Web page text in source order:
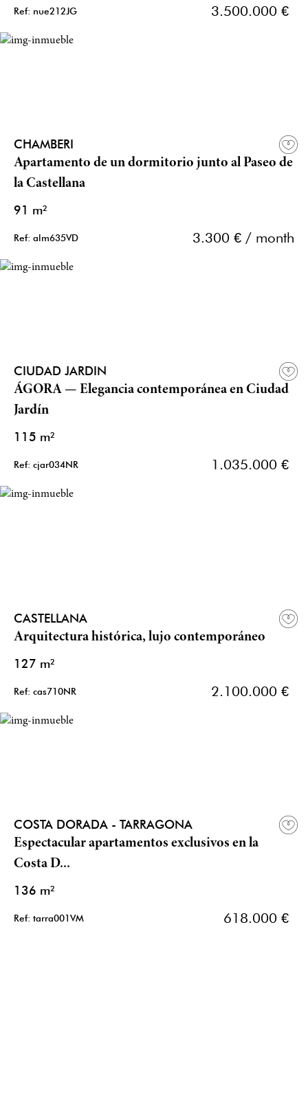
Ref: nue212JG 3.500.000 €
CHAMBERI
Apartamento de un dormitorio junto al Paseo de
la Castellana
91 m²
Ref: alm635VD 3.300 € / month
CIUDAD JARDIN
ÁGORA — Elegancia contemporánea en Ciudad
Jardín
115 m²
Ref: cjar034NR 1.035.000 €
CASTELLANA
Arquitectura histórica, lujo contemporáneo
127 m²
Ref: cas710NR 2.100.000 €
COSTA DORADA - TARRAGONA
Espectacular apartamentos exclusivos en la
Costa D...
136 m²
Ref: tarra001VM 618.000 €